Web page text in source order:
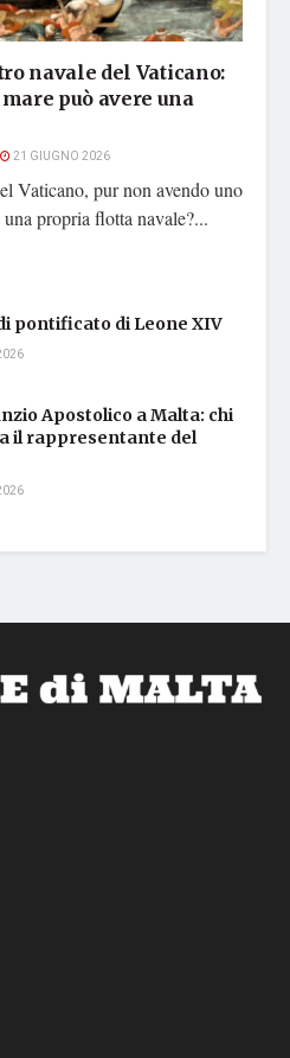
navale del Vaticano:
può avere una
21 GIUGNO 2026
Vaticano, pur non avendo uno
propria flotta navale?...
pontificato di Leone XIV
Apostolico a Malta: chi
il rappresentante del